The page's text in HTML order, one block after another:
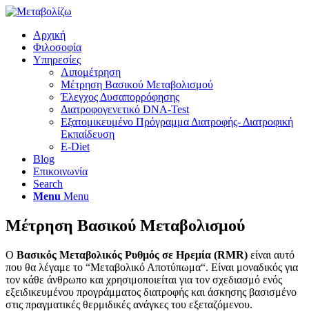
Αρχική
Φιλοσοφία
Υπηρεσίες
Λιπομέτρηση
Μέτρηση Βασικού Μεταβολισμού
Έλεγχος Δυσαπορρόφησης
Διατροφογενετικό DNA-Test
Εξατομικευμένο Πρόγραμμα Διατροφής- Διατροφική
Εκπαίδευση
E-Diet
Blog
Επικοινωνία
Search
Menu Menu
Μέτρηση Βασικού Μεταβολισμού
Ο Βασικός Μεταβολικός Ρυθμός σε Ηρεμία (RMR) είναι αυτό
που θα λέγαμε το “Μεταβολικό Αποτύπωμα“. Είναι μοναδικός για
τον κάθε άνθρωπο και χρησιμοποιείται για τον σχεδιασμό ενός
εξειδικευμένου προγράμματος διατροφής και άσκησης βασισμένο
στις πραγματικές θερμιδικές ανάγκες του εξεταζόμενου.